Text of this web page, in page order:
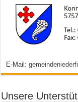
E-Mail:
Unsere